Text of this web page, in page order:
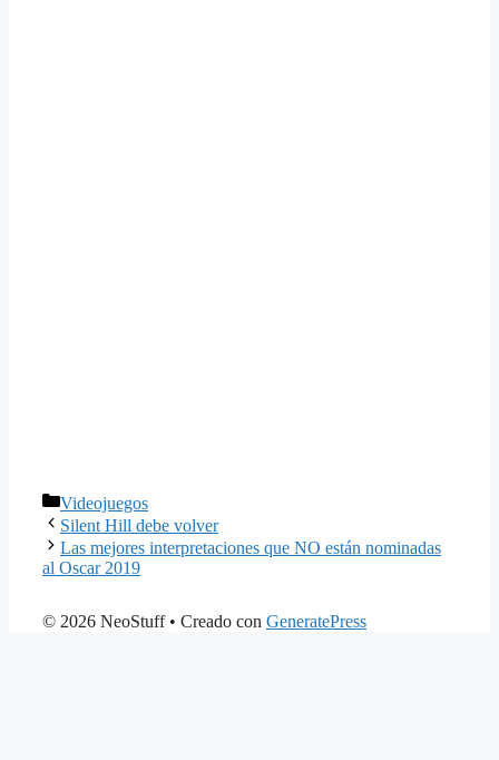
Categorías
Videojuegos
Silent Hill debe volver
Las mejores interpretaciones que NO están nominadas
al Oscar 2019
© 2026 NeoStuff• Creado con GeneratePress